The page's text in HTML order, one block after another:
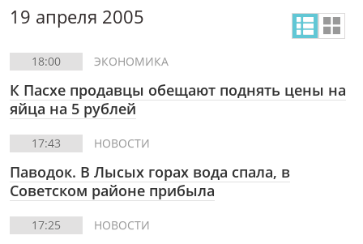
19 апреля 2005
18:00 ЭКОНОМИКА
К Пасхе продавцы обещают поднять цены на
яйца на 5 рублей
17:43 НОВОСТИ
Паводок. В Лысых горах вода спала, в
Советском районе прибыла
17:25 НОВОСТИ